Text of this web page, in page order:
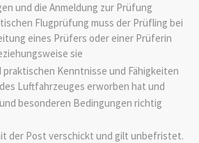
und die Anmeldung zur Prüfung
Flugprüfung muss der Prüfling bei
eines Prüfers oder einer Prüferin
sie
Kenntnisse und Fähigkeiten
Luftfahrzeuges erworben hat und
besonderen Bedingungen richtig
der Post verschickt und gilt unbefristet.